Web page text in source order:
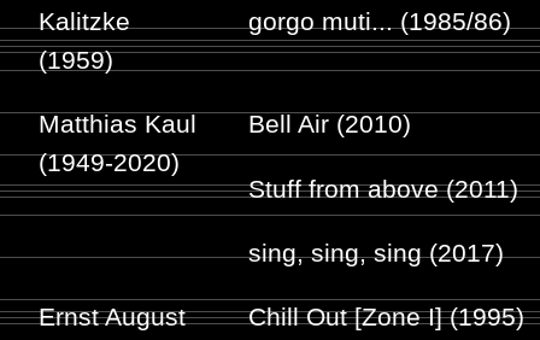
Kalitzke
(1959)
gorgo muti... (1985/86)
Matthias Kaul
(1949-2020)
Bell Air (2010)
Stuff from above (2011)
sing, sing, sing (2017)
Ernst August
Chill Out [Zone I] (1995)